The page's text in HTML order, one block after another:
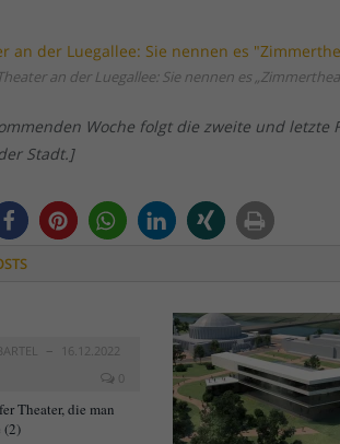
Theater an der Luegallee: Sie nennen es
Woche folgt die zweite und letzte
Stadt.]
16.12.2022
0
Theater, die man
(2)